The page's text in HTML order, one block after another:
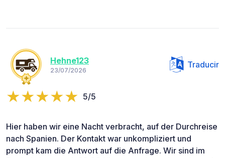
Hehne123
23/07/2026
Traducir
5/5
Hier haben wir eine Nacht verbracht, auf der Durchreise
nach Spanien. Der Kontakt war unkompliziert und
prompt kam die Antwort auf die Anfrage. Wir sind im